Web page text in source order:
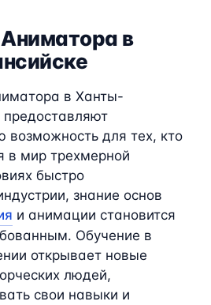
в
в Ханты-
возможность для тех, кто
в мир трехмерной
быстро
знание основ
и анимации становится
Обучение в
открывает новые
людей,
свои навыки и